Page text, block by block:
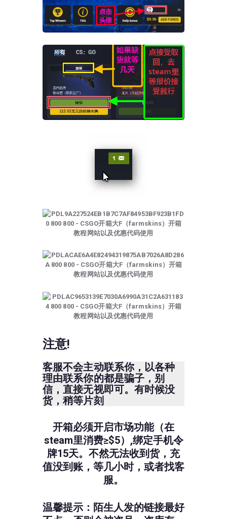
注意!
客服不会主动联系你，以各种
理由联系你的都是骗子，别
信，直接无视即可。有时候没
货，稍等片刻
开箱必须开启市场功能（在
steam里消费≥$5）,绑定手机令
牌15天。不然无法收到货，充
值没到账，等几小时，或者找客
服。
温馨提示：陌生人发的链接最好